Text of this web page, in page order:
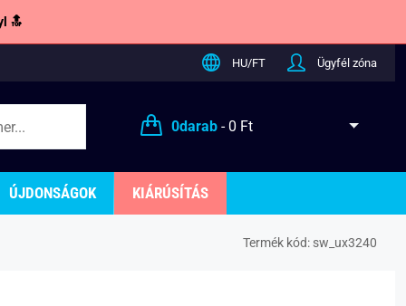
🔝
HU/FT Ügyfél zóna
0darab- 0 Ft
ÚJDONSÁGOK KIÁRÚSÍTÁS
Termék kód: sw_ux3240